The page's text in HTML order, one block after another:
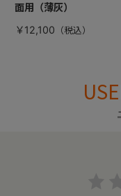
面用（薄灰）
￥12,100